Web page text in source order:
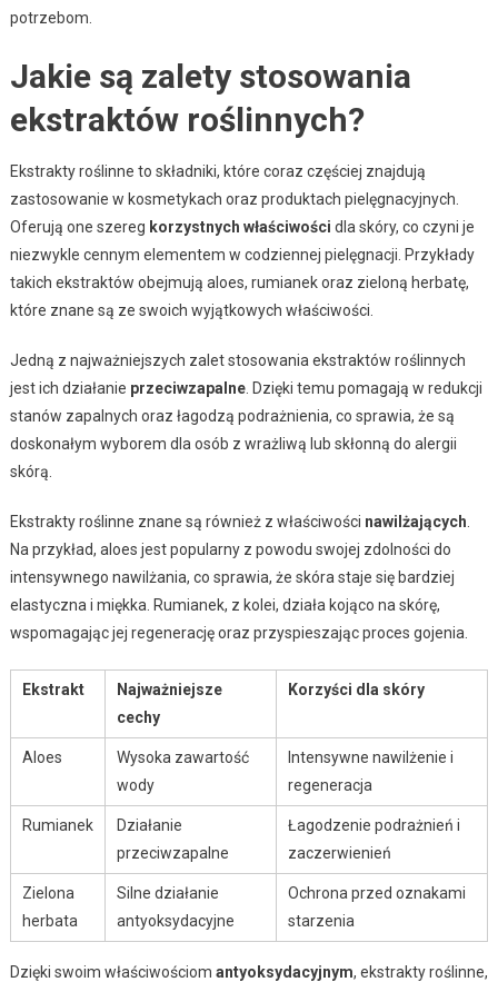
potrzebom.
Jakie są zalety stosowania
ekstraktów roślinnych?
Ekstrakty roślinne to składniki, które coraz częściej znajdują
zastosowanie w kosmetykach oraz produktach pielęgnacyjnych.
Oferują one szereg korzystnych właściwości dla skóry, co czyni je
niezwykle cennym elementem w codziennej pielęgnacji. Przykłady
takich ekstraktów obejmują aloes, rumianek oraz zieloną herbatę,
które znane są ze swoich wyjątkowych właściwości.
Jedną z najważniejszych zalet stosowania ekstraktów roślinnych
jest ich działanie przeciwzapalne. Dzięki temu pomagają w redukcji
stanów zapalnych oraz łagodzą podrażnienia, co sprawia, że są
doskonałym wyborem dla osób z wrażliwą lub skłonną do alergii
skórą.
Ekstrakty roślinne znane są również z właściwości nawilżających
Na przykład, aloes jest popularny z powodu swojej zdolności do
intensywnego nawilżania, co sprawia, że skóra staje się bardziej
elastyczna i miękka. Rumianek, z kolei, działa kojąco na skórę,
wspomagając jej regenerację oraz przyspieszając proces gojenia.
Ekstrakt
Najważniejsze
cechy
Korzyści dla skóry
Aloes
Wysoka zawartość
wody
Intensywne nawilżenie i
regeneracja
Rumianek
Działanie
przeciwzapalne
Łagodzenie podrażnień i
zaczerwienień
Zielona
herbata
Silne działanie
antyoksydacyjne
Ochrona przed oznakami
starzenia
Dzięki swoim właściwościom antyoksydacyjnym, ekstrakty roślinne,